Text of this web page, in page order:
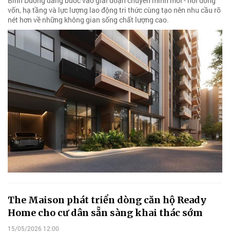
vốn, hạ tầng và lực lượng lao động tri thức cùng tạo nên nhu cầu rõ
nét hơn về những không gian sống chất lượng cao.
The Maison phát triển dòng căn hộ Ready
Home cho cư dân sẵn sàng khai thác sớm
15/05/2026 12:00